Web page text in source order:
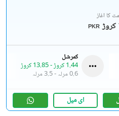
کا آغاز
PKR
کمرشل
1.44 کروڑ
-13.85 کروڑ
0.6 مرلہ
-3.5 مرلہ
ای میل